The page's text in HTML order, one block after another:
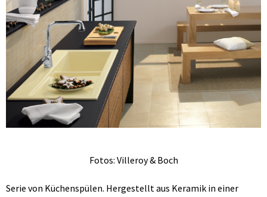
Fotos: Villeroy & Boch
Serie von Küchenspülen. Hergestellt aus Keramik in einer